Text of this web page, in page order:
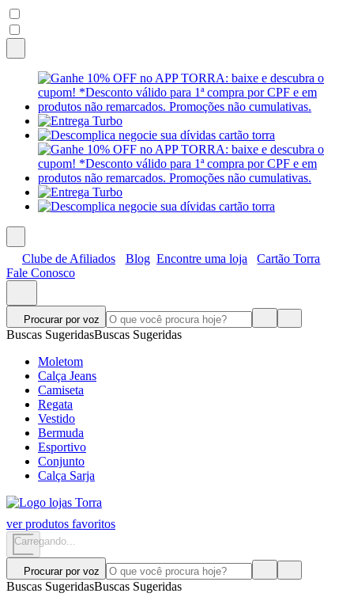
Clube de Afiliados Blog Encontre uma loja
Cartão Torra
Fale Conosco
Procurar por voz
Buscas SugeridasBuscas Sugeridas
Moletom
Calça Jeans
Camiseta
Regata
Vestido
Bermuda
Esportivo
Conjunto
Calça Sarja
ver produtos favoritos
Carregando...
Procurar por voz
Buscas SugeridasBuscas Sugeridas